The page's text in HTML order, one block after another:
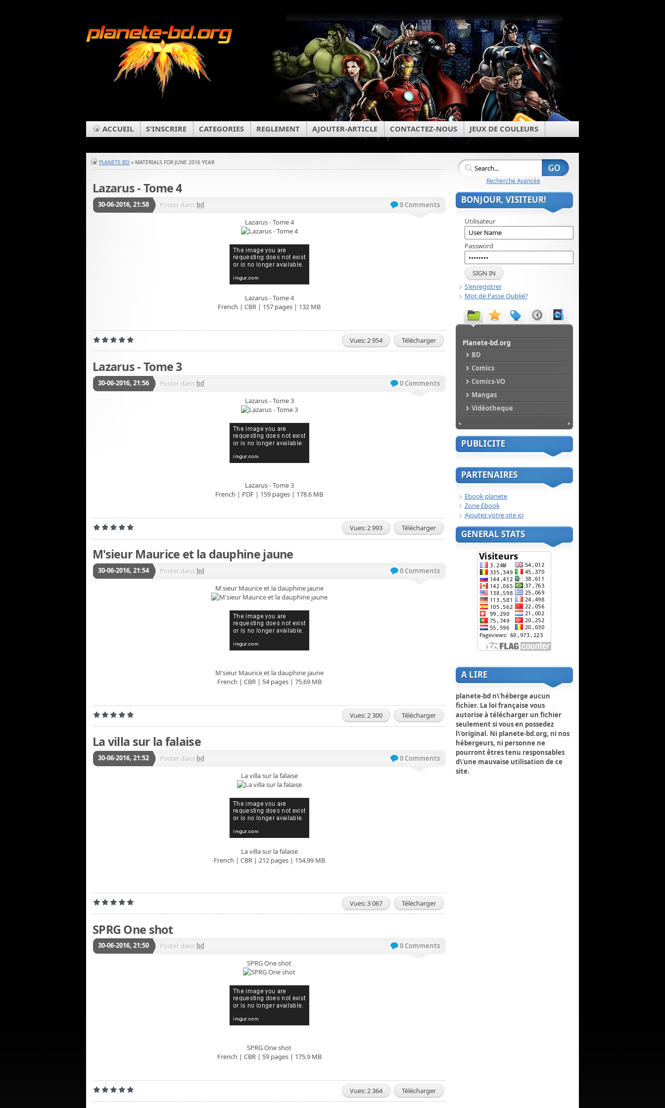
ACCUEIL S'INSCRIRE CATEGORIES REGLEMENT AJOUTER-ARTICLE CONTACTEZ-NOUS JEUX DE COULEURS
PLANETE-BD » MATERIALS FOR JUNE 2016 YEAR
Lazarus - Tome 4
30-06-2016, 21:58 Poster dans bd
0 Comments
Lazarus - Tome 4
Lazarus - Tome 4
French | CBR | 157 pages | 132 MB
Vues: 2 954 Télécharger
Lazarus - Tome 3
30-06-2016, 21:56 Poster dans bd
0 Comments
Lazarus - Tome 3
Lazarus - Tome 3
French | PDF | 159 pages | 178.6 MB
Vues: 2 993 Télécharger
M'sieur Maurice et la dauphine jaune
30-06-2016, 21:54 Poster dans bd
0 Comments
M'sieur Maurice et la dauphine jaune
M'sieur Maurice et la dauphine jaune
French | CBR | 54 pages | 75.69 MB
Vues: 2 300 Télécharger
La villa sur la falaise
30-06-2016, 21:52 Poster dans bd
0 Comments
La villa sur la falaise
La villa sur la falaise
French | CBR | 212 pages | 154.99 MB
Vues: 3 067 Télécharger
SPRG One shot
30-06-2016, 21:50 Poster dans bd
0 Comments
SPRG One shot
SPRG One shot
French | CBR | 59 pages | 175.9 MB
Vues: 2 364 Télécharger
Recherche Avancée
BONJOUR, VISITEUR!
Utilisateur
Password
S'enregistrer
Mot de Passe Oublié?
Planete-bd.org
BD
Comics
Comics-VO
Mangas
Vidéotheque
PUBLICITE
PARTENAIRES
Ebook planete
Zone Ebook
Ajoutez votre site ici
GENERAL STATS
A LIRE
planete-bd n\'héberge aucun
fichier. La loi française vous
autorise à télécharger un fichier
seulement si vous en possedez
l\'original. Ni planete-bd.org, ni nos
hébergeurs, ni personne ne
pourront êtres tenu responsables
d\'une mauvaise utilisation de ce
site.